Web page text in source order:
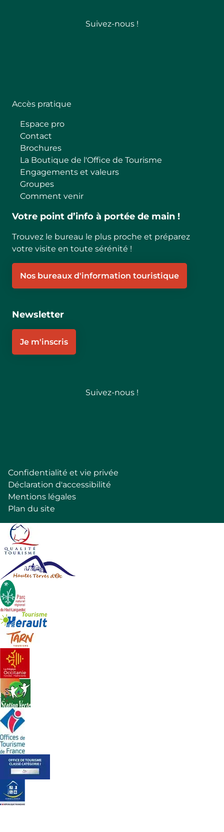
Suivez-nous !
Accès pratique
Espace pro
Contact
Brochures
La Boutique de l'Office de Tourisme
Engagements et valeurs
Groupes
Comment venir
Votre point d’info à portée de main !
Trouvez le bureau le plus proche et préparez
votre visite en toute sérénité !
Nos bureaux d'information touristique
Newsletter
Je m'inscris
Suivez-nous !
Pied
de
page
Confidentialité et vie privée
Déclaration d'accessibilité
Mentions légales
Plan du site